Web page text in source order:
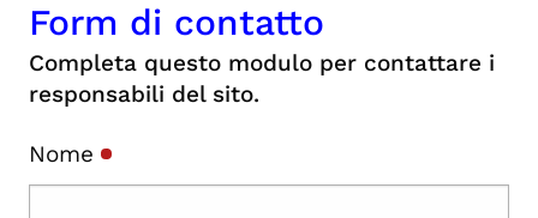
Form di contatto
Completa questo modulo per contattare i
responsabili del sito.
Nome